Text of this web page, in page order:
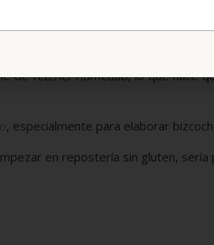
patata
deretener humedad, lo que hace
, especialmente para elaborar
en repostería sin gluten,